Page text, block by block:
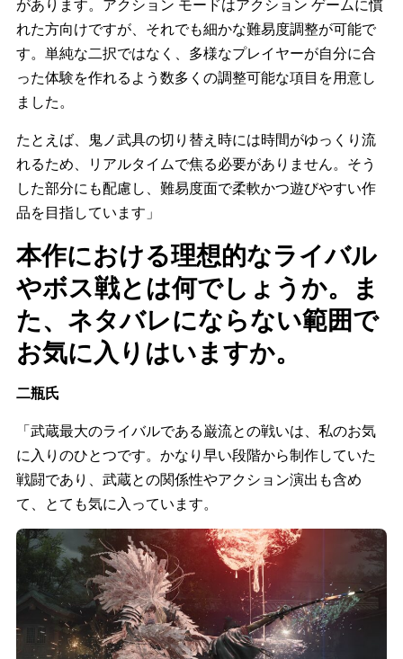
があります。アクション モードはアクション ゲームに慣
れた方向けですが、それでも細かな難易度調整が可能で
す。単純な二択ではなく、多様なプレイヤーが自分に合
った体験を作れるよう数多くの調整可能な項目を用意し
ました。
たとえば、鬼ノ武具の切り替え時には時間がゆっくり流
れるため、リアルタイムで焦る必要がありません。そう
した部分にも配慮し、難易度面で柔軟かつ遊びやすい作
品を目指しています」
本作における理想的なライバル
やボス戦とは何でしょうか。ま
た、ネタバレにならない範囲で
お気に入りはいますか。
二瓶氏
「武蔵最大のライバルである巌流との戦いは、私のお気
に入りのひとつです。かなり早い段階から制作していた
戦闘であり、武蔵との関係性やアクション演出も含め
て、とても気に入っています。